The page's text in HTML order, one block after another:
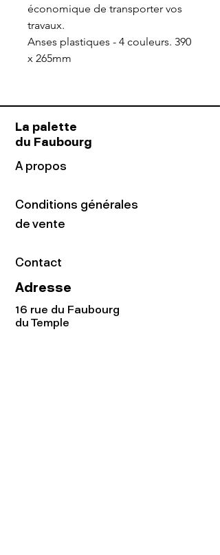
économique de transporter vos
travaux.
Anses plastiques - 4 couleurs. 390
x 265mm
La palette
du Faubourg
A propos
Conditions générales
de vente
Contact
Adresse
16 rue du Faubourg
du Temple